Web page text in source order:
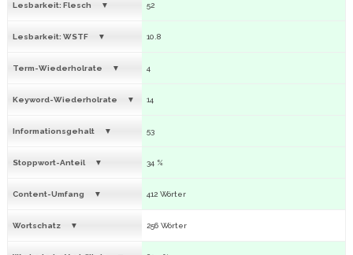
Lesbarkeit: Flesch 52
Lesbarkeit: WSTF 10.8
Term-Wiederholrate 4
Keyword-Wiederholrate 14
Informationsgehalt 53
Stoppwort-Anteil 34 %
Content-Umfang 412 Wörter
Wortschatz 256 Wörter